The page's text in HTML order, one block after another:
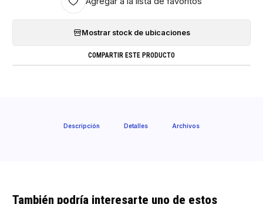
Mostrar stock de ubicaciones
COMPARTIR ESTE PRODUCTO
Descripción Detalles Archivos
También podría interesarte uno de estos